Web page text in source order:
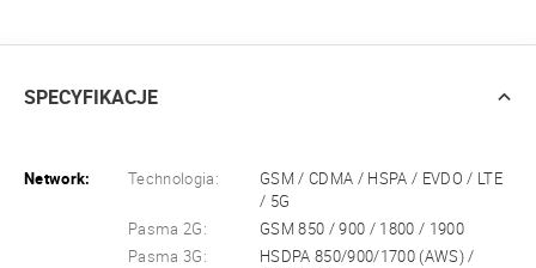
SPECYFIKACJE
Network: Technologia:
GSM / CDMA / HSPA / EVDO / LTE
/ 5G
Pasma 2G:
GSM 850 / 900 / 1800 / 1900
Pasma 3G:
HSDPA 850/900/1700 (AWS) /